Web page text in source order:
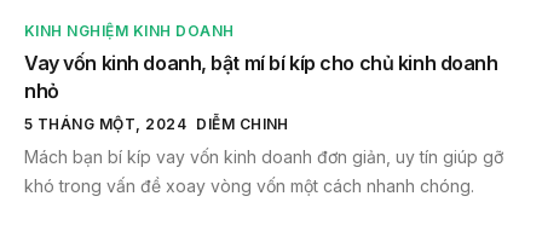
KINH NGHIỆM KINH DOANH
Vay vốn kinh doanh, bật mí bí kíp cho chủ kinh doanh
nhỏ
5 THÁNG MỘT, 2024 DIỄM CHINH
Mách bạn bí kíp vay vốn kinh doanh đơn giản, uy tín giúp gỡ
khó trong vấn đề xoay vòng vốn một cách nhanh chóng.